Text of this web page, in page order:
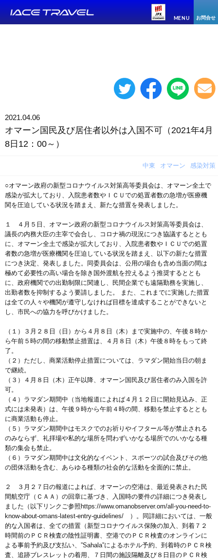
MENU お問合せ
2021.04.06
オマーン国民及び居住者以外は入国不可（2021年4月
8日12：00～）
中東 オマーン 感染対策
○オマーン政府の新型コロナウイルス対策高等委員会は、オマーン全土で
感染が拡大しており、入院患者数やＩＣＵでの処置者数の急増が医療機
関を圧迫している状況を踏まえ、新たな措置を発表しました。
１ ４月５日、オマーン政府の新型コロナウイルス対策高等委員会は、
議長の内務大臣の主宰で会合し、コロナ禍の現況につき協議するととも
に、オマーン全土で感染が拡大しており、入院患者数やＩＣＵでの処置
者数の急増が医療機関を圧迫している状況を踏まえ、以下の新たな措置
につき決定、発表しました。同委員会は、公用の場合も含め当面の間は
極めて必要性の高い場合を除き国外渡航を控えるよう推奨するととも
に、政府機関での出勤制限に関連し、民間企業でも遠隔勤務を実施し、
出勤者数を抑制するよう要請しました。 また、これまでに実施した措置
は全ての人々や機関が遵守しなければ目標を達成することができないと
し、市民への協力を呼びかけました。
（１）３月２８日（日）から４月８日（木）まで実施中の、午後８時か
ら午前５時の間の移動禁止措置は、４月８日（木）午後８時をもって終
了。
（２）ただし、商業活動停止措置については、ラマダン開始当日の朝ま
で継続。
（３）４月８日（木）正午以降、オマーン国民及び居住者のみ入国を許
可。
（４）ラマダン期間中（当地報道によれば４月１２日に開始見込み、正
式には未発表）は、午後９時から午前４時の間、移動を禁止するととも
に商業活動も停止。
（５）ラマダン期間中はモスクでのお祈りやイフタール等が禁止される
のみならず、礼拝場や私的な場所を問わずいかなる場所でのいかなる種
類の集会も禁止。
（６）ラマダン期間中は文化的なイベント、スポーツの試合及びその他
の団体活動を含む、あらゆる種類の社会的な活動を全面的に禁止。
２ ３月２７日の報道によれば、オマーンの空港は、最近発表された民
間航空庁（ＣＡＡ）の回章に基づき、入国時の要件の詳細につき発表し
ました（以下リンクご参照https://www.omanobserver.om/all-you-need-to-
know-about-omans-latest-entry-guidelines/ ）。同詳細においては、一般
的な入国者は、全ての措置（新型コロナウイルス保険の加入、到着７２
時間前のＰＣＲ検査の陰性証明書、空港でのＰＣＲ検査のオンラインに
よる事前予約及び支払い、”Sahala”によるホテル予約、到着時のＰＣＲ検
査、追跡ブレスレットの着用、７日間の施設隔離及び８日目のＰＣＲ検